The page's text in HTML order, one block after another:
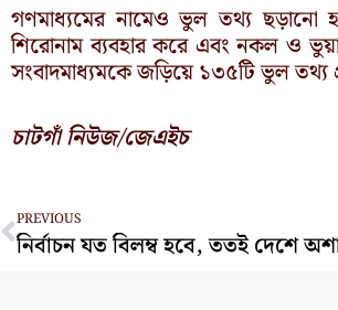
গণমাধ্যমের নামেও ভুল তথ্য ছড়ানো
শিরোনাম ব্যবহার করে এবং নকল ও
সংবাদমাধ্যমকে জড়িয়ে ১৩৫টি ভুল তথ্য
চাটগাঁ নিউজ/জেএইচ
Prev
PREVIOUS